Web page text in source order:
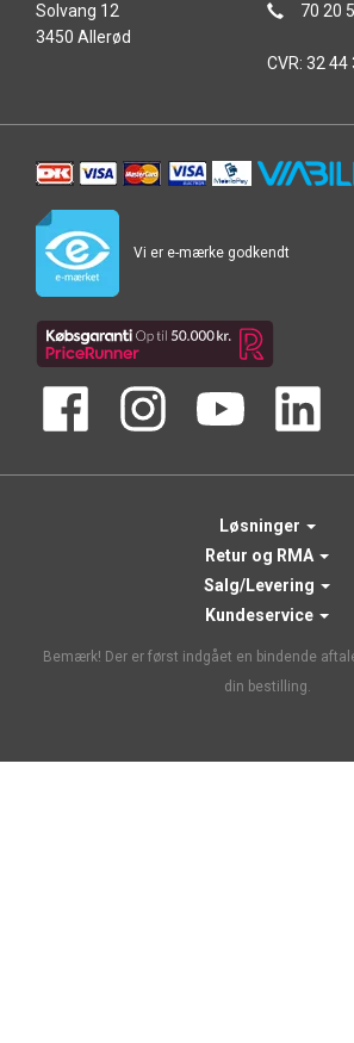
Solvang 12
3450 Allerød
70 20
CVR: 32 44
Vi er e-mærke godkendt
Løsninger
Retur og RMA
Salg/Levering
Kundeservice
Bemærk! Der er først indgået en bindende
din bestilling.